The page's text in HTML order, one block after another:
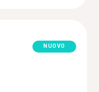
NUOVO